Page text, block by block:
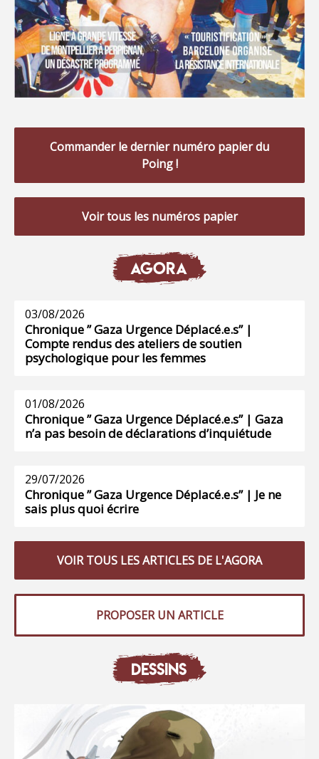
Commander le dernier numéro papier du
Poing !
Voir tous les numéros papier
AGORA
03/08/2026
Chronique ” Gaza Urgence Déplacé.e.s” |
Compte rendus des ateliers de soutien
psychologique pour les femmes
01/08/2026
Chronique ” Gaza Urgence Déplacé.e.s” | Gaza
n’a pas besoin de déclarations d’inquiétude
29/07/2026
Chronique ” Gaza Urgence Déplacé.e.s” | Je ne
sais plus quoi écrire
VOIR TOUS LES ARTICLES DE L'AGORA
PROPOSER UN ARTICLE
DESSINS